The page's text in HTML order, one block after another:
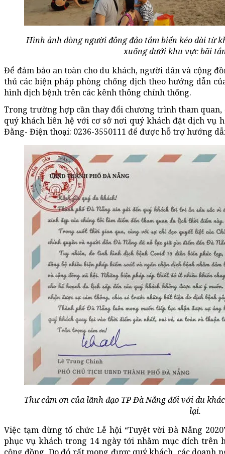
Hình ảnh dòng người đông đảo tắm biển kéo dài từ
xuống dưới khu vực bãi
Để đảm bảo an toàn cho du khách, người dân và cộng
thủ các biện pháp phòng chống dịch theo hướng dẫn
hình dịch bệnh trên các kênh thông chính thống.
Trong trường hợp cần thay đổi chương trình tham
quý khách liên hệ với cơ sở nơi quý khách đặt dịch vụ
Đằng- Điện thoại: 0236-3550111 để được hỗ trợ hướng
Thư cảm ơn của lãnh đạo TP Đà Nẵng đối với du
lại.
Việc tạm dừng tổ chức Lễ hội “Tuyệt vời Đà Nẵng
phục vụ khách trong 14 ngày tới nhằm mục đích trên